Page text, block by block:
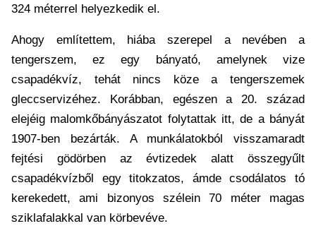
324 méterrel helyezkedik el.
Ahogy említettem, hiába szerepel a nevében a
tengerszem, ez egy bányató, amelynek vize
csapadékvíz, tehát nincs köze a tengerszemek
gleccservizéhez. Korábban, egészen a 20. század
elejéig malomkőbányászatot folytattak itt, de a bányát
1907-ben bezárták. A munkálatokból visszamaradt
fejtési gödörben az évtizedek alatt összegyűlt
csapadékvízből egy titokzatos, ámde csodálatos tó
kerekedett, ami bizonyos szélein 70 méter magas
sziklafalakkal van körbevéve.